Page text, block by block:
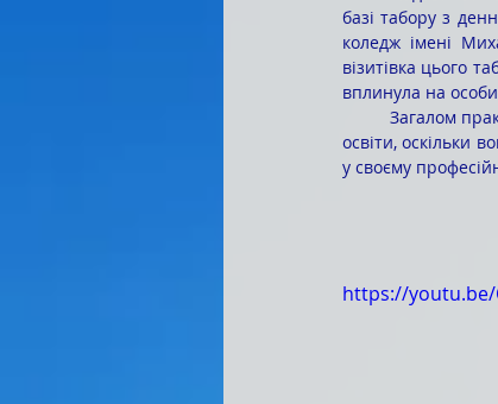
базі табору з
коледж імені
візитівка цього
вплинула на
	Загалом практика в літніх оздоровчих таборах сприяла підвищенню професійного рівня здобувачів
освіти, оскільки
у своєму
https://youtu.be/